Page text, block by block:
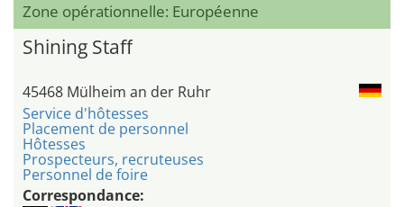
Zone opérationnelle: Européenne
Shining Staff
45468 Mülheim an der Ruhr
Service d'hôtesses
Placement de personnel
Hôtesses
Prospecteurs, recruteuses
Personnel de foire
Correspondance: